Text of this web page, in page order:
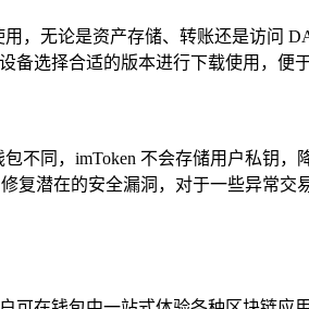
，无论是资产存储、转账还是访问
备选择合适的版本进行下载使用，便
不同，imToken 不会存储用户私钥，
复潜在的安全漏洞，对于一些异常